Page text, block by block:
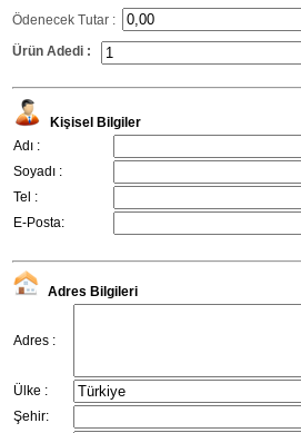
Ödenecek Tutar :
Ürün Adedi :
Kişisel Bilgiler
Adı :
Soyadı :
Tel :
E-Posta:
Adres Bilgileri
Adres :
Ülke :
Şehir: